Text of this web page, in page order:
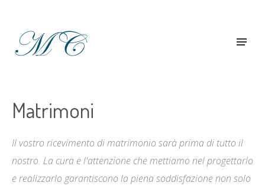
Matrimoni
Il vostro ricevimento di matrimonio sarà prima di tutto il
nostro. La cura e l'attenzione che mettiamo nel progettarlo
e realizzarlo garantiscono la piena soddisfazione non solo